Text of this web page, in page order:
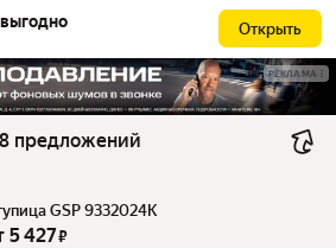
Открыть
РЕКЛАМА
8 предложений
GSP 9332024K
5 427 ₽